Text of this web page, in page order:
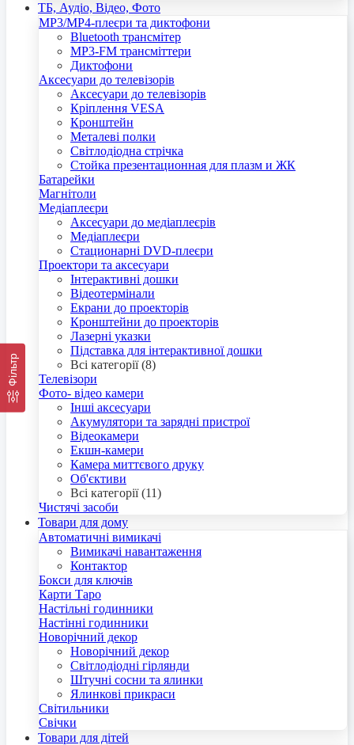
ТБ, Аудіо, Відео, Фото
MP3/MP4-плеєри та диктофони
Bluetooth трансмітер
MP3-FM трансміттери
Диктофони
Аксесуари до телевізорів
Аксесуари до телевізорів
Кріплення VESA
Кронштейн
Металеві полки
Світлодіодна стрічка
Стойка презентационная для плазм и ЖК
Батарейки
Магнітоли
Медіаплеєри
Аксесуари до медіаплеєрів
Медіаплеєри
Стационарні DVD-плеєри
Проектори та аксесуари
Інтерактивні дошки
Відеотермінали
Екрани до проекторів
Кронштейни до проекторів
Лазерні указки
Підставка для інтерактивної дошки
Всі категорії (8)
Телевізори
Фото- відео камери
Інші аксесуари
Акумулятори та зарядні пристрої
Відеокамери
Екшн-камери
Камера миттєвого друку
Об'єктиви
Всі категорії (11)
Чистячі засоби
Товари для дому
Автоматичні вимикачі
Вимикачі навантаження
Контактор
Бокси для ключів
Карти Таро
Настільні годинники
Настінні годинники
Новорічний декор
Новорічний декор
Світлодіодні гірлянди
Штучні сосни та ялинки
Ялинкові прикраси
Світильники
Свічки
Товари для дітей
Фільтр